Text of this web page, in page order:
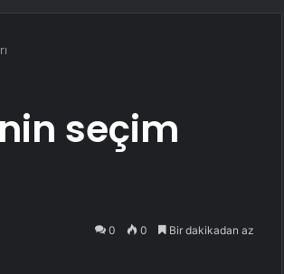
seçim
0 0 Bir dakikadan az